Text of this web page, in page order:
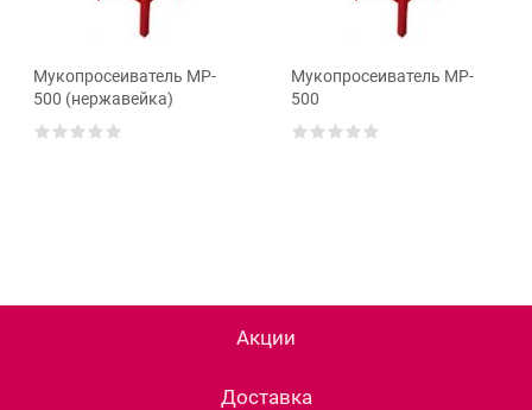
Мукопросеиватель MP-
500 (нержавейка)
Мукопросеиватель MP-
500
Акции
Доставка